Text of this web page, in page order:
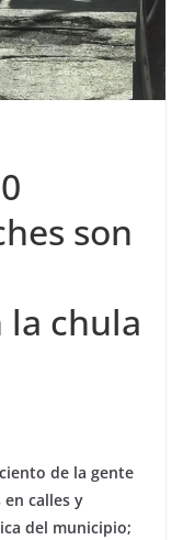
son
chula
de la gente
calles y
del municipio;